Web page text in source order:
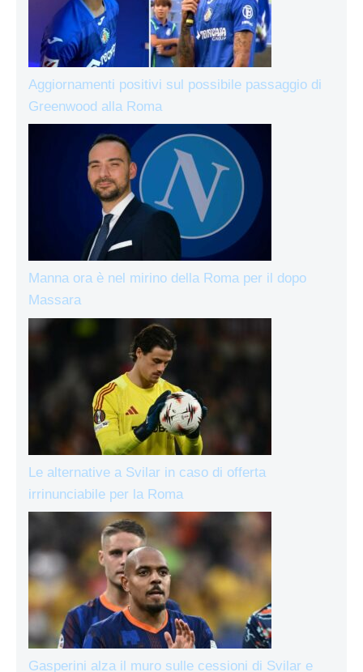
Aggiornamenti positivi sul possibile passaggio di
Greenwood alla Roma
Manna ora è nel mirino della Roma per il dopo
Massara
Le alternative a Svilar in caso di offerta
irrinunciabile per la Roma
Gasperini alza il muro sulle cessioni di Svilar e